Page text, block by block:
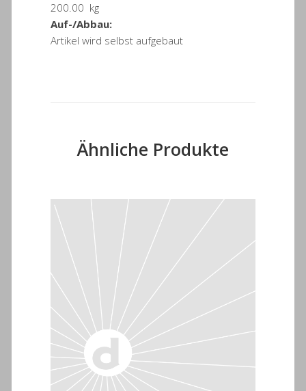
200.00 kg
Auf-/Abbau:
Artikel wird selbst aufgebaut
Ähnliche Produkte